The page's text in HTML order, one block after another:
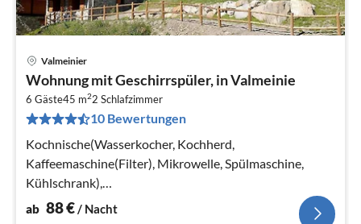
Valmeinier
Wohnung mit Geschirrspüler, in Valmeinie
6 Gäste45 m22 Schlafzimmer
10 Bewertungen
Kochnische(Wasserkocher, Kochherd,
Kaffeemaschine(Filter), Mikrowelle, Spülmaschine,
Kühlschrank),
Wohn-/Schlafzimmer(Doppelschlafcouch),
ab 88€/ Nacht